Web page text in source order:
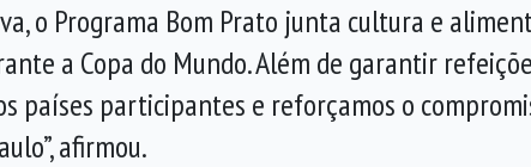
o Programa Bom Prato junta cultura e
a Copa do Mundo. Além de garantir
países participantes e reforçamos o
afirmou.